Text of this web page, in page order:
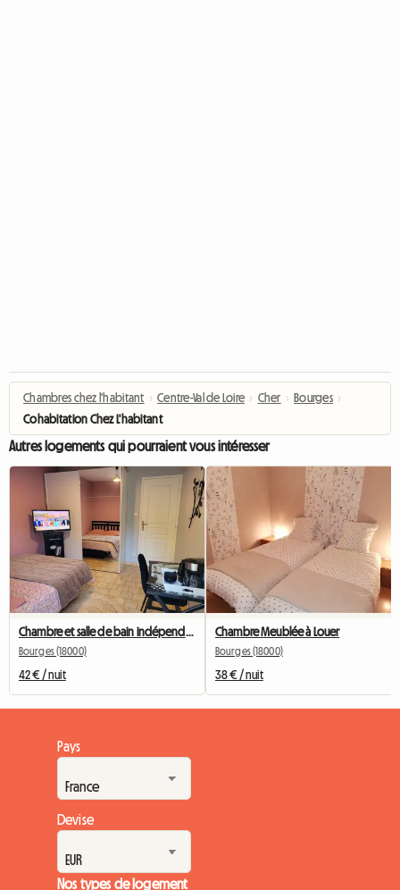
Chambres chez l'habitant › Centre-Val de Loire › Cher › Bourges ›
Cohabitation Chez L'habitant
Autres logements qui pourraient vous intéresser
Bourges (18000)
42 € / nuit
Chambre Meublée à Louer
Bourges (18000)
38 € / nuit
Pays
Devise
Nos types de logement